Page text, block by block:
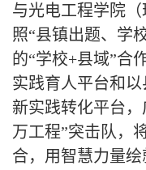
与光电工程学院
照“县镇出题、学
的“学校+县域”合
实践育人平台和
新实践转化平台
万工程”突击队，
合，用智慧力量